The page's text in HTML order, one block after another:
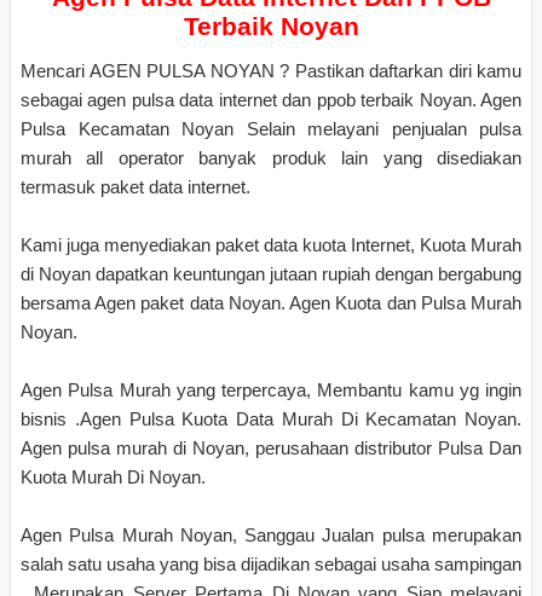
Terbaik Noyan
Mencari AGEN PULSA NOYAN ? Pastikan daftarkan diri kamu
sebagai agen pulsa data internet dan ppob terbaik Noyan. Agen
Pulsa Kecamatan Noyan Selain melayani penjualan pulsa
murah all operator banyak produk lain yang disediakan
termasuk paket data internet.
Kami juga menyediakan paket data kuota Internet, Kuota Murah
di Noyan dapatkan keuntungan jutaan rupiah dengan bergabung
bersama Agen paket data Noyan. Agen Kuota dan Pulsa Murah
Noyan.
Agen Pulsa Murah yang terpercaya, Membantu kamu yg ingin
bisnis .Agen Pulsa Kuota Data Murah Di Kecamatan Noyan.
Agen pulsa murah di Noyan, perusahaan distributor Pulsa Dan
Kuota Murah Di Noyan.
Agen Pulsa Murah Noyan, Sanggau Jualan pulsa merupakan
salah satu usaha yang bisa dijadikan sebagai usaha sampingan